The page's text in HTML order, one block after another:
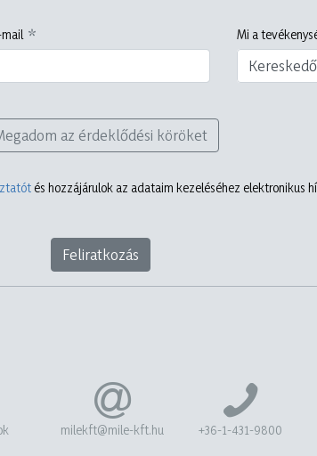
Mi a
Kereskedő
az érdeklődési köröket
és hozzájárulok az adataim kezeléséhez elektronikus
Feliratkozás
milekft@mile-kft.hu +36-1-431-9800